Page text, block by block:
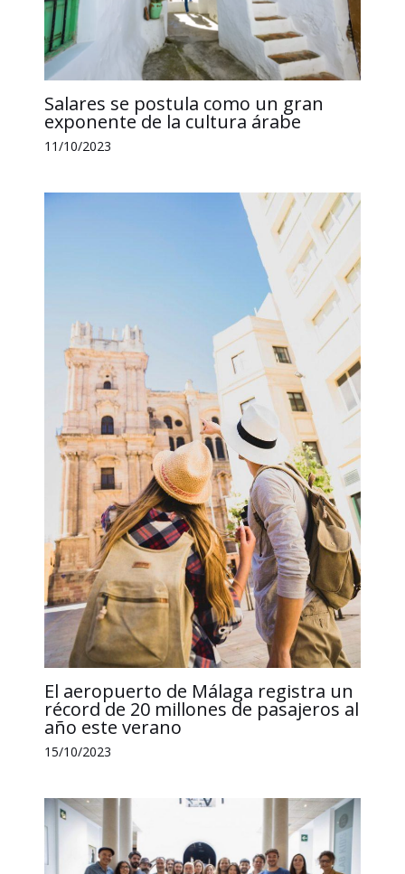
Salares se postula como un gran
exponente de la cultura árabe
11/10/2023
El aeropuerto de Málaga registra un
récord de 20 millones de pasajeros al
año este verano
15/10/2023